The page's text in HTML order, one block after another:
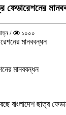
ফেডারেশনের
/ ১০০০
মানববন্ধন
বাংলাদেশ ছাত্র